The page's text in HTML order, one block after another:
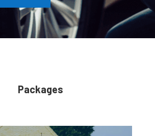
Packages